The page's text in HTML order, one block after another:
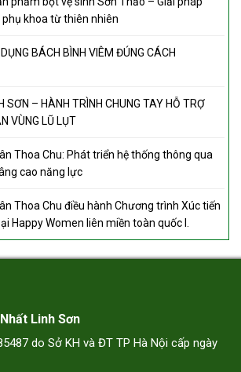
khoa từ thiên nhiên
BÁCH BÌNH VIÊM ĐÚNG CÁCH
SƠN – HÀNH TRÌNH CHUNG TAY HỖ TRỢ
VÙNG LŨ LỤT
Thoa Chu: Phát triển hệ thống thông qua
cao năng lực
Thoa Chu điều hành Chương trình Xúc tiến
Happy Women liên miền toàn quốc I.
Linh Sơn
do Sở KH và ĐT TP Hà Nội cấp ngày